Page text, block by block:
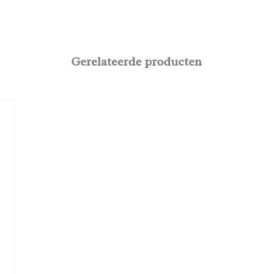
Gerelateerde producten